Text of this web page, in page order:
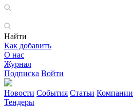
Найти
Как добавить
О нас
Журнал
Подписка Войти
Новости События Статьи Компании
Тендеры